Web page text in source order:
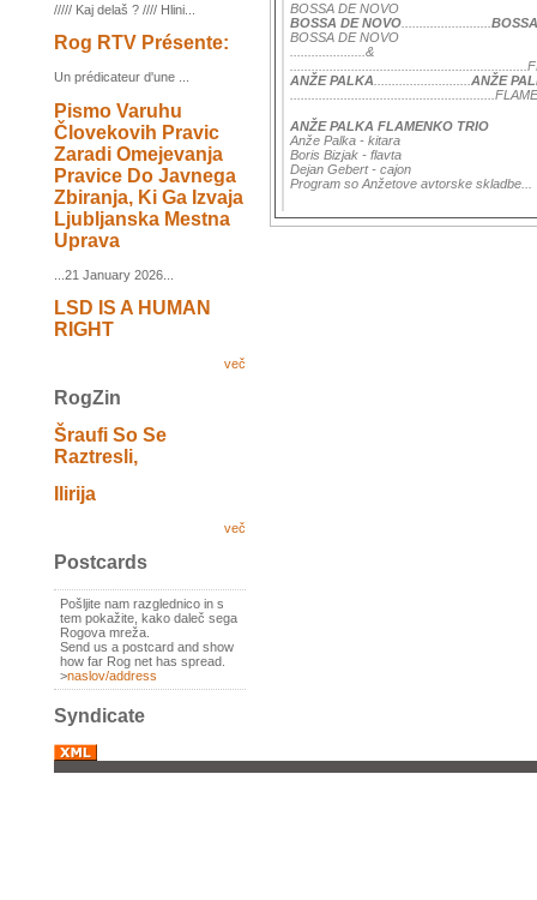
///// Kaj delaš ? //// Hlini...
Rog RTV Présente:
Un prédicateur d'une ...
Pismo Varuhu
Človekovih Pravic
Zaradi Omejevanja
Pravice Do Javnega
Zbiranja, Ki Ga Izvaja
Ljubljanska Mestna
Uprava
...21 January 2026...
LSD IS A HUMAN
RIGHT
več
RogZin
Šraufi So Se
Raztresli,
Ilirija
več
Postcards
Pošljite nam razglednico in s
tem pokažite, kako daleč sega
Rogova mreža.
Send us a postcard and show
how far Rog net has spread.
>naslov/address
Syndicate
BOSSA DE NOVO
BOSSA DE NOVO.........................
BOSSA DE NOVO
.....................&
ANŽE PALKA
ANŽE
ANŽE PALKA FLAMENKO TRIO
Anže Palka - kitara
Boris Bizjak - flavta
Dejan Gebert - cajon
Program so Anžetove avtorske skladbe...